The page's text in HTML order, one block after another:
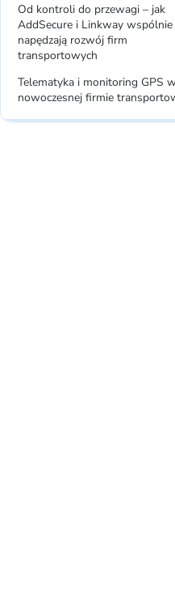
Od kontroli do przewagi – jak
AddSecure i Linkway wspólnie
napędzają rozwój firm
transportowych
Telematyka i monitoring GPS
nowoczesnej firmie